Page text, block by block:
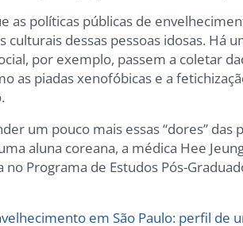
as políticas públicas de
culturais dessas pessoas idosas. Há
por exemplo, passem a coletar
as piadas xenofóbicas e a
um pouco mais essas “dores” das
aluna coreana, a médica Hee
Programa de Estudos Pós-
em São Paulo: perfil de